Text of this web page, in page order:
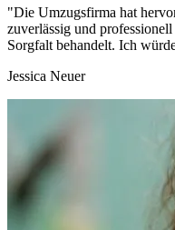
"Die Umzugsfirma hat
zuverlässig und
Sorgfalt behandelt. Ich
Jessica Neuer